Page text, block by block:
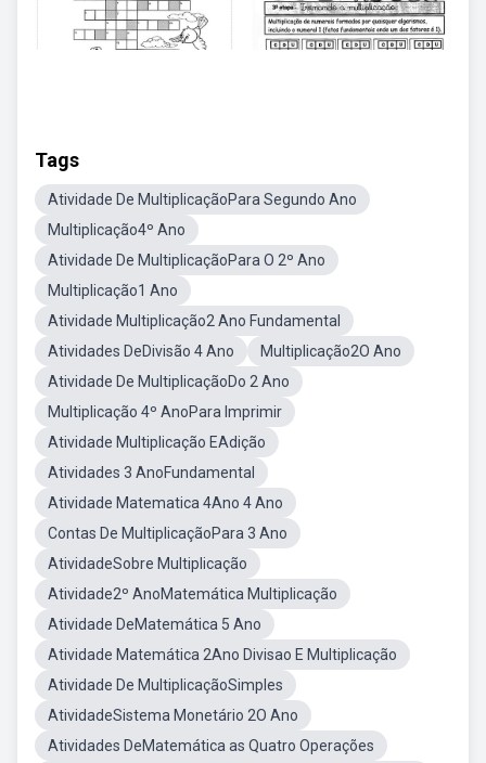
Tags
Atividade De MultiplicaçãoPara Segundo Ano
Multiplicação4º Ano
Atividade De MultiplicaçãoPara O 2º Ano
Multiplicação1 Ano
Atividade Multiplicação2 Ano Fundamental
Atividades DeDivisão 4 Ano
Multiplicação2O Ano
Atividade De MultiplicaçãoDo 2 Ano
Multiplicação 4º AnoPara Imprimir
Atividade Multiplicação EAdição
Atividades 3 AnoFundamental
Atividade Matematica 4Ano 4 Ano
Contas De MultiplicaçãoPara 3 Ano
AtividadeSobre Multiplicação
Atividade2º AnoMatemática Multiplicação
Atividade DeMatemática 5 Ano
Atividade Matemática 2Ano Divisao E Multiplicação
Atividade De MultiplicaçãoSimples
AtividadeSistema Monetário 2O Ano
Atividades DeMatemática as Quatro Operações